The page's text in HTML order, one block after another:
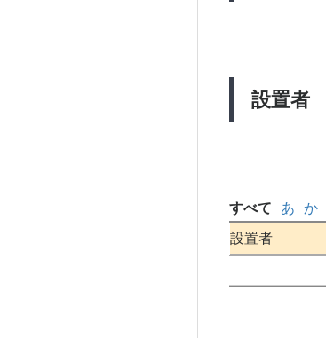
設置者
すべて あ か
設置者